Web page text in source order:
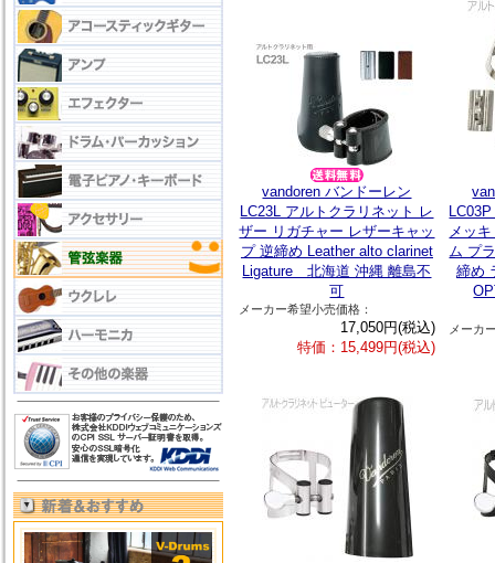
vandoren バンドーレン
LC23L アルトクラリネット レ
ザー リガチャー レザーキャッ
プ 逆締め Leather alto clarinet
Ligature 北海道 沖縄 離島不
可
メーカー希望小売価格：
17,050円(税込)
特価：15,499円(税込)
メッ
ム プ
締め
メーカ